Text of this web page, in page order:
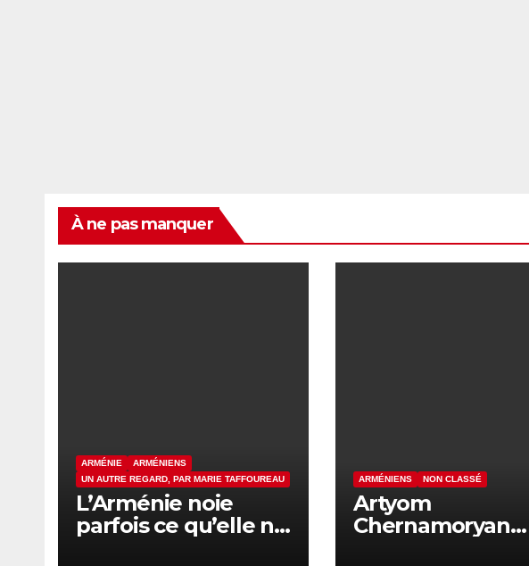
À ne pas manquer
ARMÉNIE
ARMÉNIENS
UN AUTRE REGARD, PAR MARIE TAFFOUREAU
L’Arménie noie
parfois ce qu’elle ne
ARMÉNIENS NON CLASSÉ
Artyom
Chernamoryan